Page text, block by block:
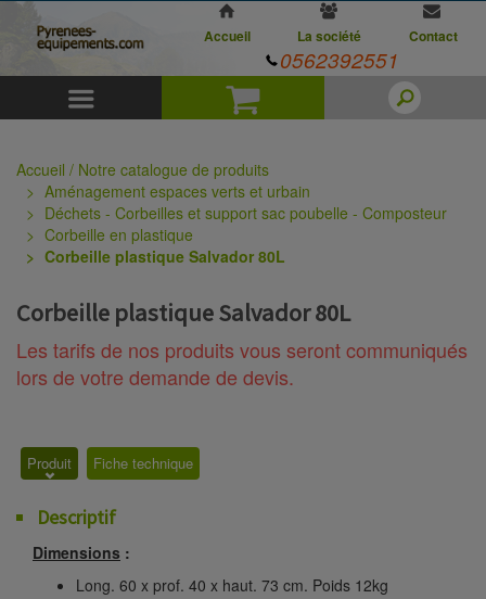
Panier
Accueil La société Contact
0562392551
Accueil / Notre catalogue de produits
Aménagement espaces verts et urbain
Déchets - Corbeilles et support sac poubelle - Composteur
Corbeille en plastique
Corbeille plastique Salvador 80L
Corbeille plastique Salvador 80L
Les tarifs de nos produits vous seront communiqués
lors de votre demande de devis.
Produit Fiche technique
Descriptif
Dimensions :
Long. 60 x prof. 40 x haut. 73 cm. Poids 12kg